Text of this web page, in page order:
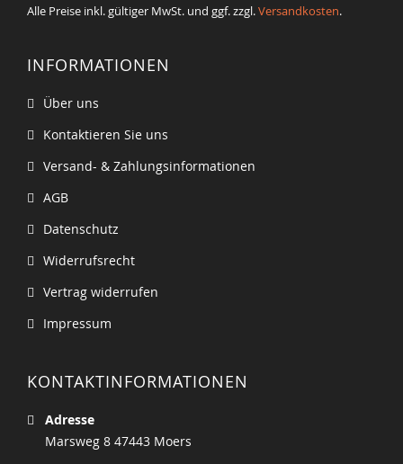
Alle Preise inkl. gültiger MwSt. und ggf. zzgl.Versandkosten.
INFORMATIONEN
Über uns
Kontaktieren Sie uns
Versand- & Zahlungsinformationen
AGB
Datenschutz
Widerrufsrecht
Vertrag widerrufen
Impressum
KONTAKTINFORMATIONEN
Adresse
Marsweg 8 47443 Moers